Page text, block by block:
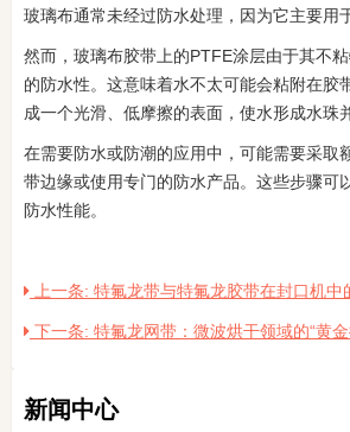
玻璃布通常未经过防水处理，因为它主要用
然而，玻璃布胶带上的PTFE涂层由于其不
的防水性。这意味着水不太可能会粘附在胶
成一个光滑、低摩擦的表面，使水形成水珠
在需要防水或防潮的应用中，可能需要采取
带边缘或使用专门的防水产品。这些步骤可
防水性能。
上一条: 特氟龙带与特氟龙胶带在封口机中
下一条: 特氟龙网带：微波烘干领域的“黄
新闻中心